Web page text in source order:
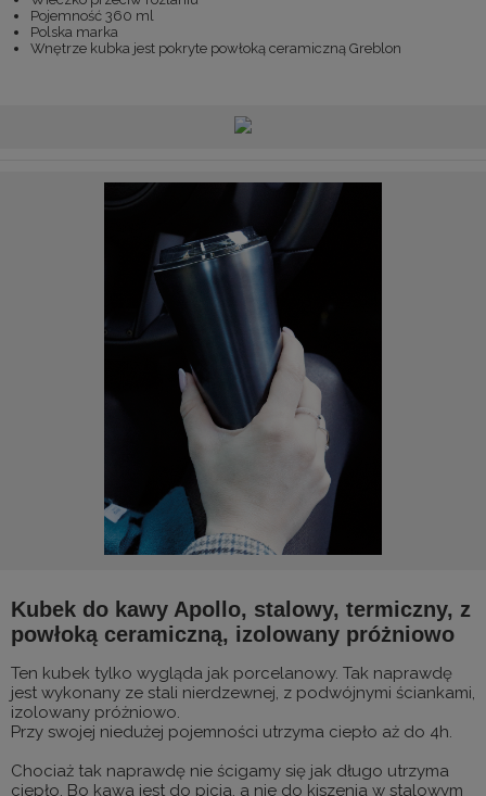
Pojemność 360 ml
Polska marka
Wnętrze kubka jest pokryte powłoką ceramiczną Greblon
Kubek do kawy Apollo, stalowy, termiczny, z
powłoką ceramiczną, izolowany próżniowo
Ten kubek tylko wygląda jak porcelanowy. Tak naprawdę
jest wykonany ze stali nierdzewnej, z podwójnymi ściankami,
izolowany próżniowo.
Przy swojej niedużej pojemności utrzyma ciepło aż do 4h.
Chociaż tak naprawdę nie ścigamy się jak długo utrzyma
ciepło. Bo kawa jest do picia, a nie do kiszenia w stalowym